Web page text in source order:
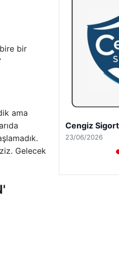
bir
ama
Gelecek
Hastaş Beton
26/05/2026